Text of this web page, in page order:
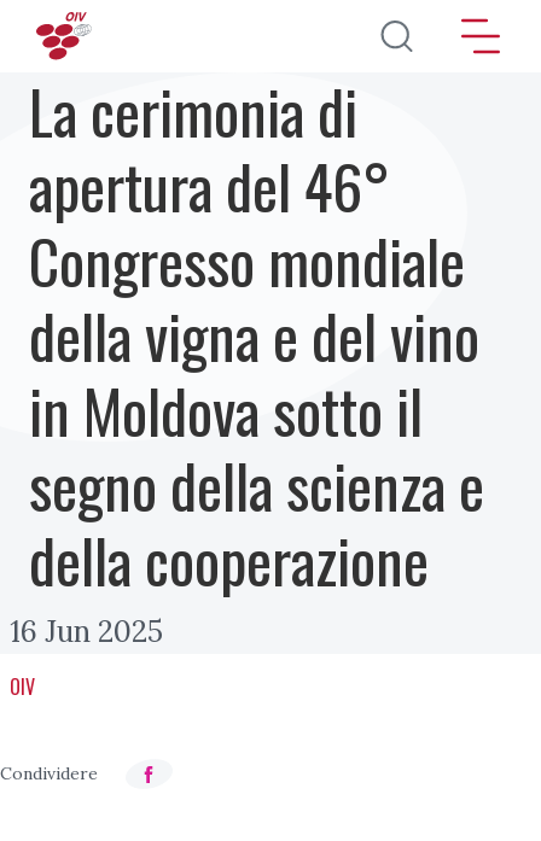
Salta al contenuto principale
La cerimonia di
apertura del 46°
Congresso mondiale
della vigna e del vino
in Moldova sotto il
segno della scienza e
della cooperazione
16 Jun 2025
OIV